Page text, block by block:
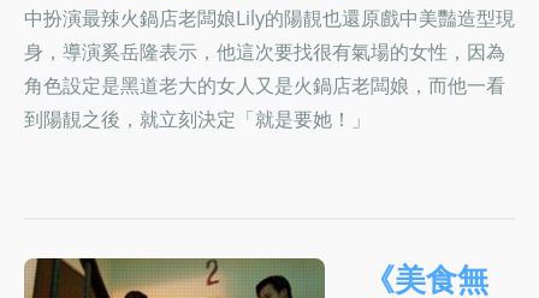
中扮演最辣火鍋店老闆娘Lily的陽靚也還原戲中美豔造型現
身，導演奚岳隆表示，他這次要找很有氣場的女性，因為
角色設定是黑道老大的女人又是火鍋店老闆娘，而他一看
到陽靚之後，就立刻決定「就是要她！」
《美食無